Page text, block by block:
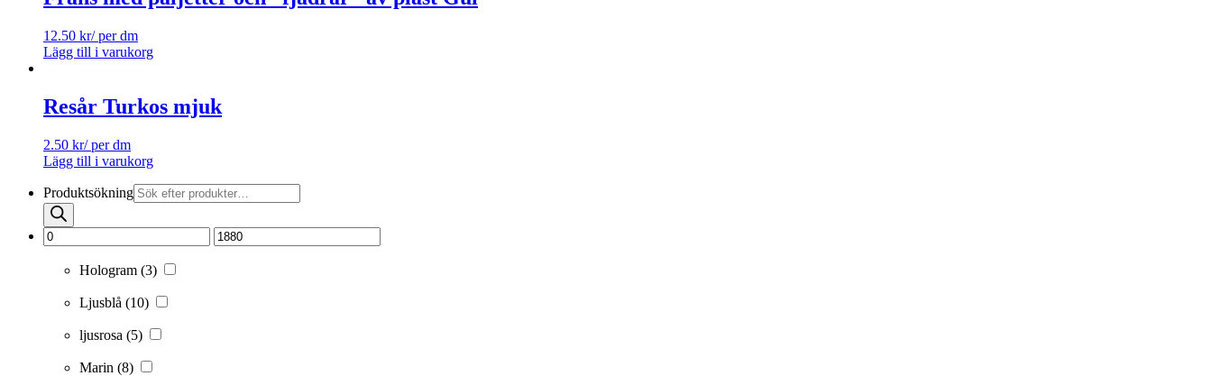
12.50 kr/ per dm
Lägg till i varukorg
Resår Turkos mjuk
2.50 kr/ per dm
Lägg till i varukorg
Produktsökning
Hologram (3)
Ljusblå (10)
ljusrosa (5)
Marin (8)